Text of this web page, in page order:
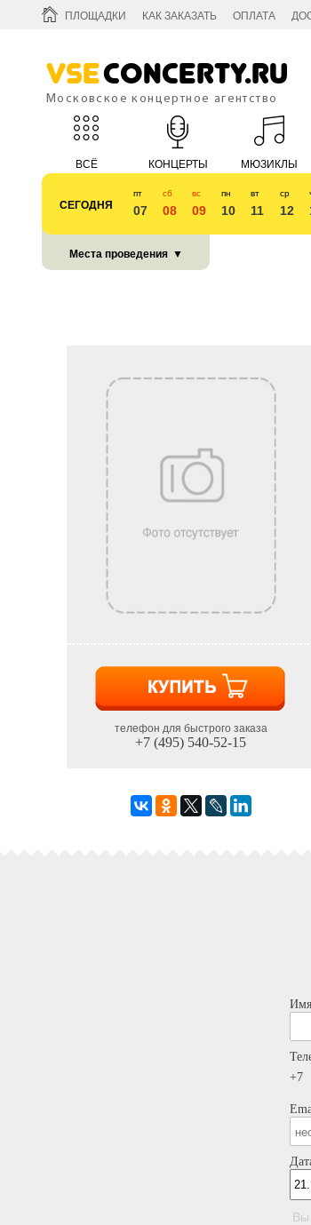
ПЛОЩАДКИ КАК ЗАКАЗАТЬ ОПЛАТА
VseConcerty.ru
Московское концертное агентство
ВСЁ КОНЦЕРТЫ МЮЗИКЛЫ
СЕГОДНЯ
пт
07
сб
08
вс
09
пн
10
вт
11
ср
12
Места проведения ▼
телефон для быстрого заказа
+7 (495) 540-52-15
Имя
+7
Вы